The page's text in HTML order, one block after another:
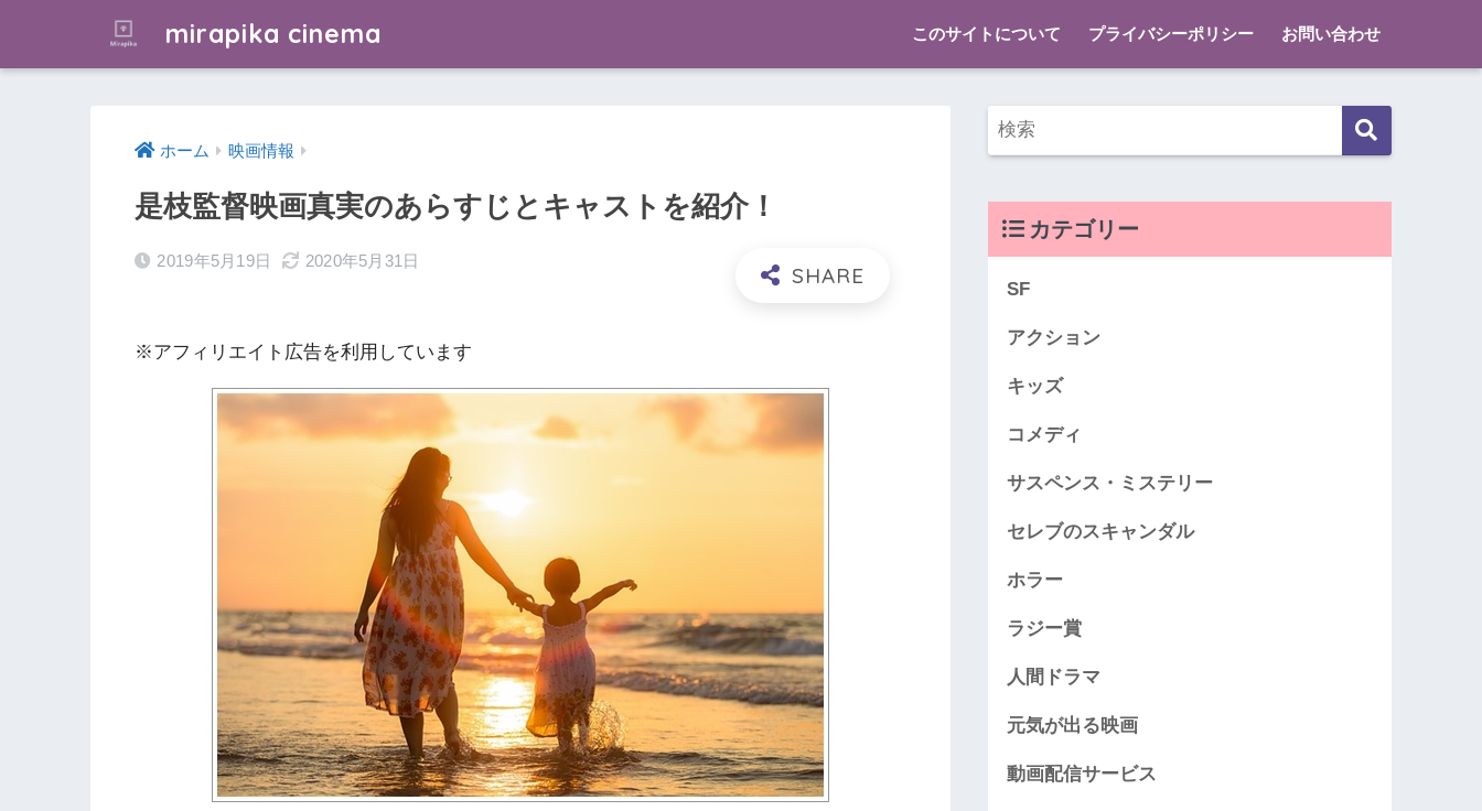
mirapika cinema このサイトについて プライバシーポリシー お問い合わせ
ホーム 映画情報
是枝監督映画真実のあらすじとキャストを紹介！
2019年5月19日 2020年5月31日
※アフィリエイト広告を利用しています
カテゴリー
SF
アクション
キッズ
コメディ
サスペンス・ミステリー
セレブのスキャンダル
ホラー
ラジー賞
人間ドラマ
元気が出る映画
動画配信サービス